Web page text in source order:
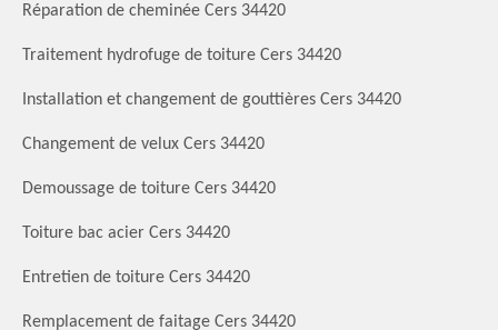
Réparation de cheminée Cers 34420
Traitement hydrofuge de toiture Cers 34420
Installation et changement de gouttières Cers 34420
Changement de velux Cers 34420
Demoussage de toiture Cers 34420
Toiture bac acier Cers 34420
Entretien de toiture Cers 34420
Remplacement de faitage Cers 34420